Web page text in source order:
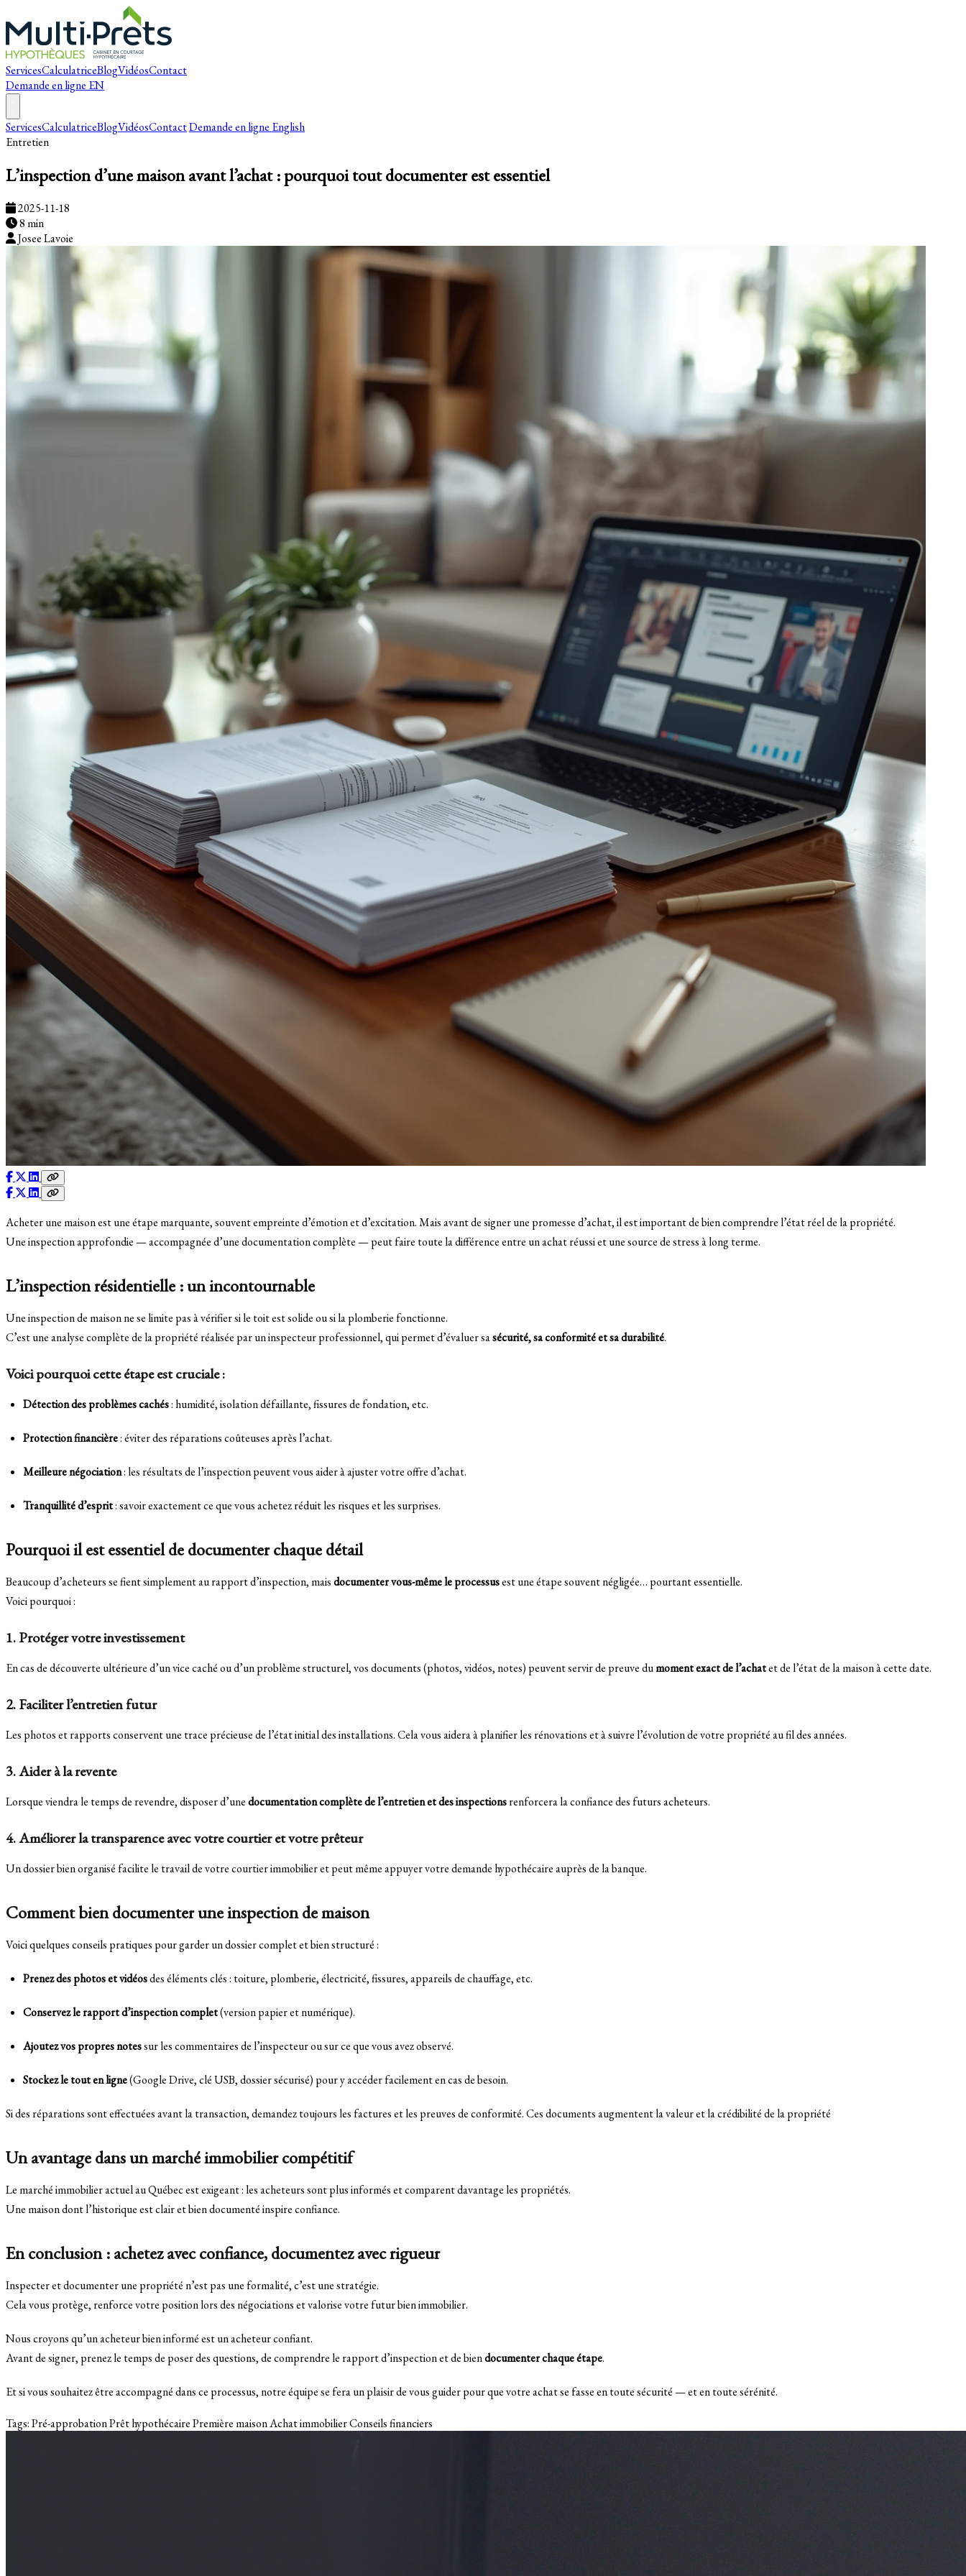
ServicesCalculatriceBlogVidéosContact
Demande en ligne EN
ServicesCalculatriceBlogVidéosContactDemande en ligne English
Entretien
L’inspection d’une maison avant l’achat : pourquoi tout documenter est essentiel
2025-11-18
8 min
Josee Lavoie
Acheter une maison est une étape marquante, souvent empreinte d’émotion et d’excitation. Mais avant de signer une promesse d’achat, il est important de bien comprendre l’état réel de la propriété.
Une inspection approfondie — accompagnée d’une documentation complète — peut faire toute la différence entre un achat réussi et une source de stress à long terme.
L’inspection résidentielle : un incontournable
Une inspection de maison ne se limite pas à vérifier si le toit est solide ou si la plomberie fonctionne.
C’est une analyse complète de la propriété réalisée par un inspecteur professionnel, qui permet d’évaluer sasécurité, sa conformité et sa durabilité.
Voici pourquoi cette étape est cruciale :
Détection des problèmes cachés: humidité, isolation défaillante, fissures de fondation, etc.
Protection financière: éviter des réparations coûteuses après l’achat.
Meilleure négociation: les résultats de l’inspection peuvent vous aider à ajuster votre offre d’achat.
Tranquillité d’esprit: savoir exactement ce que vous achetez réduit les risques et les surprises.
Pourquoi il est essentiel dedocumenter chaque détail
Beaucoup d’acheteurs se fient simplement au rapport d’inspection, maisdocumenter vous-même le processusest une étape souvent négligée… pourtant essentielle.
Voici pourquoi :
1.Protéger votre investissement
En cas de découverte ultérieure d’un vice caché ou d’un problème structurel, vos documents (photos, vidéos, notes) peuvent servir de preuve dumoment exact de l’achatet de l’état de la maison à cette date.
2.Faciliter l’entretien futur
Les photos et rapports conservent une trace précieuse de l’état initial des installations. Cela vous aidera à planifier les rénovations et à suivre l’évolution de votre propriété au fil des années.
3.Aider à la revente
Lorsque viendra le temps de revendre, disposer d’unedocumentation complète de l’entretien et des inspectionsrenforcera la confiance des futurs acheteurs.
4.Améliorer la transparence avec votre courtier et votre prêteur
Un dossier bien organisé facilite le travail de votre courtier immobilier et peut même appuyer votre demande hypothécaire auprès de la banque.
Comment bien documenter une inspection de maison
Voici quelques conseils pratiques pour garder un dossier complet et bien structuré :
Prenez des photos et vidéosdes éléments clés : toiture, plomberie, électricité, fissures, appareils de chauffage, etc.
Conservez le rapport d’inspection complet(version papier et numérique).
Ajoutez vos propres notessur les commentaires de l’inspecteur ou sur ce que vous avez observé.
Stockez le tout en ligne(Google Drive, clé USB, dossier sécurisé) pour y accéder facilement en cas de besoin.
Si des réparations sont effectuées avant la transaction, demandez toujours les factures et les preuves de conformité. Ces documents augmentent la valeur et la crédibilité de la propriété
Un avantage dans un marché immobilier compétitif
Le marché immobilier actuel au Québec est exigeant : les acheteurs sont plus informés et comparent davantage les propriétés.
Une maison dont l’historique est clair et bien documenté inspire confiance.
En conclusion : achetez avec confiance, documentez avec rigueur
Inspecter et documenter une propriété n’est pas une formalité, c’est une stratégie.
Cela vous protège, renforce votre position lors des négociations et valorise votre futur bien immobilier.
Nous croyons qu’un acheteur bien informé est un acheteur confiant.
Avant de signer, prenez le temps de poser des questions, de comprendre le rapport d’inspection et de biendocumenter chaque étape.
Et si vous souhaitez être accompagné dans ce processus, notre équipe se fera un plaisir de vous guider pour que votre achat se fasse en toute sécurité — et en toute sérénité.
Tags:Pré-approbationPrêt hypothécairePremière maisonAchat immobilierConseils financiers